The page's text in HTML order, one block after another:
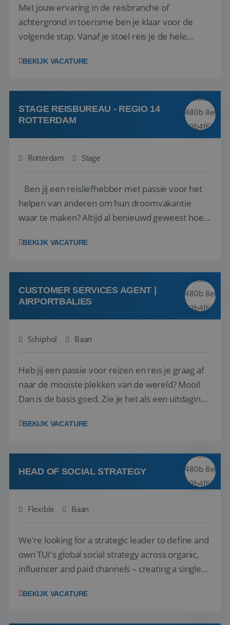
Met jouw ervaring in de reisbranche of
achtergrond in toerisme ben je klaar voor de
volgende stap. Vanaf je stoel reis je de hele
wensen van je team, je klant en wat er in de
klanten te overtuigen om die droomreis te
boeken! ...
BEKIJK VACATURE
STAGE REISBUREAU - REGIO 14
ROTTERDAM
Rotterdam Stage
Ben jij een reisliefhebber met passie voor het
helpen van anderen om hun droomvakantie
waar te maken? Altijd al benieuwd geweest hoe
van de grootste reisorganisaties? Dan is een
op zoek naar een enthousiaste, leergie...
BEKIJK VACATURE
CUSTOMER SERVICES AGENT |
AIRPORTBALIES
Schiphol Baan
Heb jij een passie voor reizen en reis je graag af
naar de mooiste plekken van de wereld? Mooi!
Dan is de basis goed. Zie je het als een uitdaging
het samenstellen en boeken van de perfecte
deze onderdelen zijn nu samen gevoegd...
BEKIJK VACATURE
HEAD OF SOCIAL STRATEGY
Flexible Baan
We're looking for a strategic leader to define and
own TUI's global social strategy across organic,
influencer and paid channels – creating a single
locally. The role will be published until 18 August
BEKIJK VACATURE